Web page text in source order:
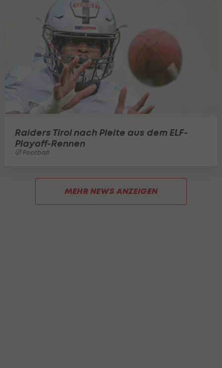
Raiders Tirol nach Pleite aus dem ELF-
Playoff-Rennen
Football
MEHR NEWS ANZEIGEN